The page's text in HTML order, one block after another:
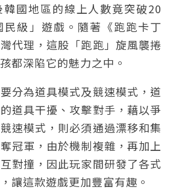
國地區的線上人數竟突破20
民級」遊戲。隨著《跑跑卡丁
代理，這股「跑跑」旋風襲捲
都深陷它的魅力之中。
分為道具模式及競速模式，道
道具干擾、攻擊對手，藉以爭
速模式，則必須通過漂移和集
冠軍，由於機制複雜，再加上
對撞，因此玩家間研發了各式
讓這款遊戲更加豐富有趣。